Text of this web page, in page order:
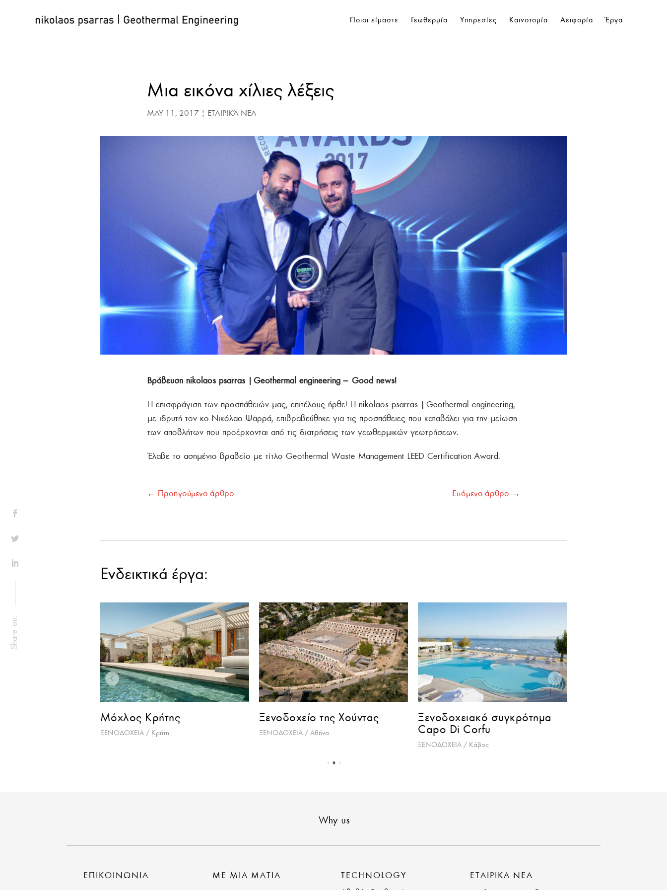
Ποιοι είμαστε Γεωθερμία Υπηρεσίες Καινοτομία Αειφορία Έργα
Μια εικόνα χίλιες λέξεις
MAY 11, 2017| ΕΤΑΙΡΙΚΆ ΝΈΑ
Βράβευση nikolaos psarras | Geothermal engineering – Good news!
Η επισφράγιση των προσπάθειών μας, επιτέλους ήρθε! Η nikolaos psarras | Geothermal engineering,
με ιδρυτή τον κο Νικόλαο Ψαρρά, επιβραβεύθηκε για τις προσπάθειες που καταβάλει για την μείωση
των αποβλήτων που προέρχονται από τις διατρήσεις των γεωθερμικών γεωτρήσεων.
Έλαβε το ασημένιο βραβείο με τίτλο Geothermal Waste Management LEED Certification Award.
← Προηγούμενο άρθρο Επόμενο άρθρο →
Ενδεικτικά έργα:
Ξενοδοχείο της Χούντας
ΞΕΝΟΔΟΧΕΙΑ / Αθήνα
Ξενοδοχειακό συγκρότημα
Capo Di Corfu
Ριβιέρα Ελληνικού
ΕΡΓΑ ΟΙΚΙΣΤΙΚΗΣ ΑΝΑΠΛΑΣΗΣ / Αθήνα
Why us
ΕΠΙΚΟΙΝΩΝΙΑ ΜΕ ΜΙΑ ΜΑΤΙΑ TECHNOLOGY ΕΤΑΙΡΙΚΑ ΝΕΑ